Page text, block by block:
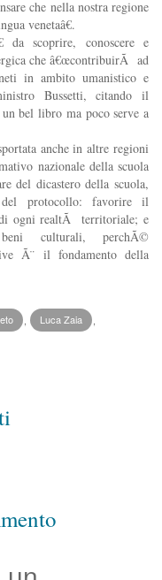
che nella nostra regione
venetaâ€.
da scoprire, conoscere e
che â€œcontribuirÃ ad
in ambito umanistico e
Bussetti, citando il
bel libro ma poco serve a
anche in altre regioni
nazionale della scuola
del dicastero della scuola,
protocollo: favorire il
ogni realtÃ territoriale; e
culturali, perchÃ©
Ã¨ il fondamento della
Luca Zaia